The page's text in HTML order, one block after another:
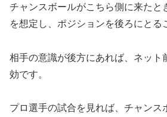
チャンスボールがこちら側に来たと
を想定し、ポジションを後ろにとる
相手の意識が後方にあれば、ネット
効です。
プロ選手の試合を見れば、チャンス